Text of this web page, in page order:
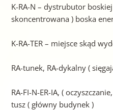
K-RA-N – dystrubutor
skoncentrowana ) boska
K-RA-TER – miejsce skąd
RA-tunek, RA-dykalny (
RA-FI-N-ER-IA, (
tusz ( główny budynek )